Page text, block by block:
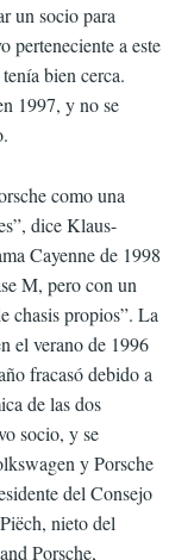
un socio para
perteneciente a este
bien cerca.
1997, y no se
como una
dice Klaus-
Cayenne de 1998
M, pero con un
chasis propios”. La
el verano de 1996
fracasó debido a
de las dos
socio, y se
y Porsche
del Consejo
nieto del
Porsche,